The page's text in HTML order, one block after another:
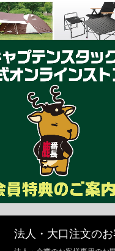
法人・大口注文の